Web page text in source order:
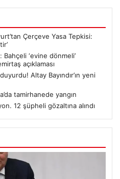
Çerçeve Yasa Tepkisi:
‘evine dönmeli’
açıklaması
Altay Bayındır’ın yeni
tamirhanede yangın
12 şüpheli gözaltına alındı